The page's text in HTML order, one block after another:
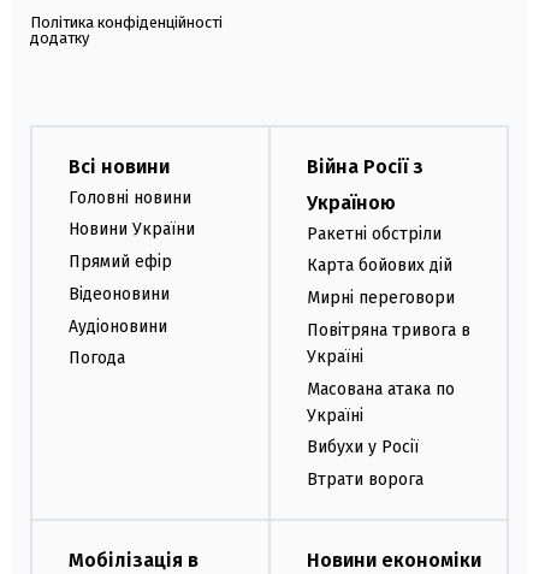
Політика конфіденційності
додатку
Всі новини
Головні новини
Новини України
Прямий ефір
Відеоновини
Аудіоновини
Погода
Війна Росії з
Україною
Ракетні обстріли
Карта бойових дій
Мирні переговори
Повітряна тривога в
Україні
Масована атака по
Україні
Вибухи у Росії
Втрати ворога
Мобілізація в
Новини економіки